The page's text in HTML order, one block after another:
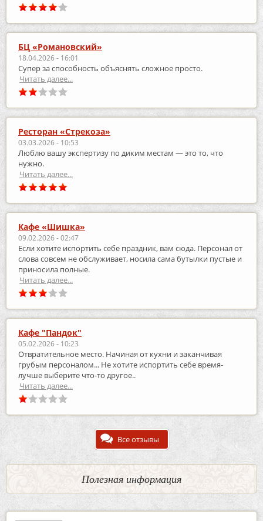
БЦ «Романовский»
18.04.2026 - 16:01
Супер за способность объяснять сложное просто.
Читать далее...
Ресторан «Стрекоза»
03.03.2026 - 10:53
Люблю вашу экспертизу по диким местам — это то, что
нужно.
Читать далее...
Кафе «Шишка»
09.02.2026 - 02:47
Если хотите испортить себе праздник, вам сюда. Персонал от
слова совсем не обслуживает, носила сама бутылки пустые и
приносила полные.
Читать далее...
Кафе "Пандок"
05.02.2026 - 10:23
Отвратительное место. Начиная от кухни и заканчивая
грубым персоналом... Не хотите испортить себе время-
лучше выберите что-то другое..
Читать далее...
Все отзывы
Полезная информация